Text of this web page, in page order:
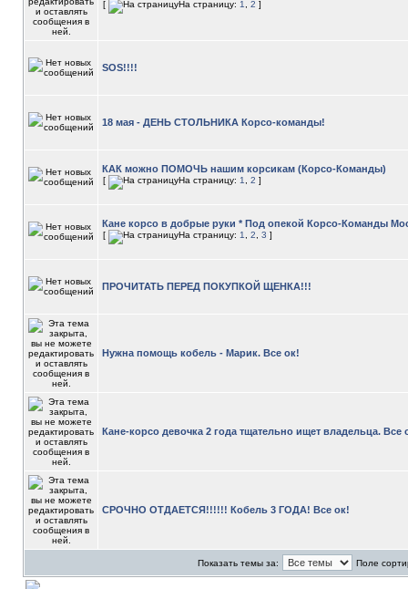
[ На страницу: 1 2 ]
SOS!!!!
18 мая - ДЕНЬ СТОЛЬНИКА Корсо-команды!
КАК можно ПОМОЧЬ нашим корсикам (Корсо-Команды)
[ На страницу: 1 2 ]
Кане корсо в добрые руки * Под опекой Корсо-Команды
[ На страницу: 1 2 3 ]
ПРОЧИТАТЬ ПЕРЕД ПОКУПКОЙ ЩЕНКА!!!
Нужна помощь кобель - Марик. Все ок!
Кане-корсо девочка 2 года тщательно ищет владельца. Все
СРОЧНО ОТДАЕТСЯ!!!!!! Кобель 3 ГОДА! Все ок!
Показать темы за: Поле